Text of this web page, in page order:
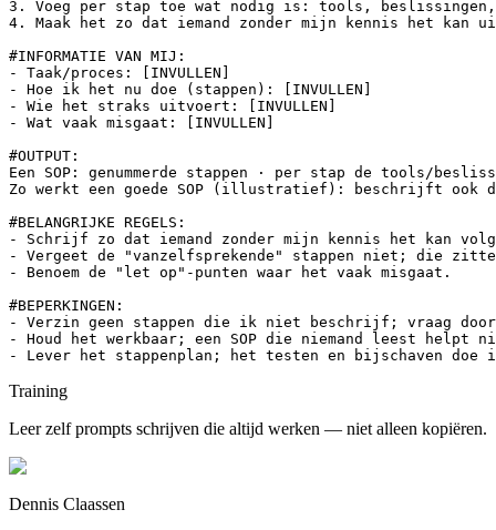
3. Voeg per stap toe wat nodig is: tools,
4. Maak het zo dat iemand zonder mijn kennis het
#INFORMATIE VAN MIJ:
- Taak/proces: [INVULLEN]
- Hoe ik het nu doe (stappen): [INVULLEN]
- Wie het straks uitvoert: [INVULLEN]
- Wat vaak misgaat: [INVULLEN]
#OUTPUT:
Een SOP: genummerde stappen · per stap de tools/
Zo werkt een goede SOP (illustratief): beschrijft ook
#BELANGRIJKE REGELS:
- Schrijf zo dat iemand zonder mijn kennis het kan
- Vergeet de "vanzelfsprekende" stappen niet; die
- Benoem de "let op"-punten waar het vaak misgaat.
#BEPERKINGEN:
- Verzin geen stappen die ik niet beschrijf; vraag
- Houd het werkbaar; een SOP die niemand leest helpt
- Lever het stappenplan; het testen en bijschaven doe
Training
Leer zelf prompts schrijven die altijd werken — niet alleen kopiëren.
Dennis Claassen